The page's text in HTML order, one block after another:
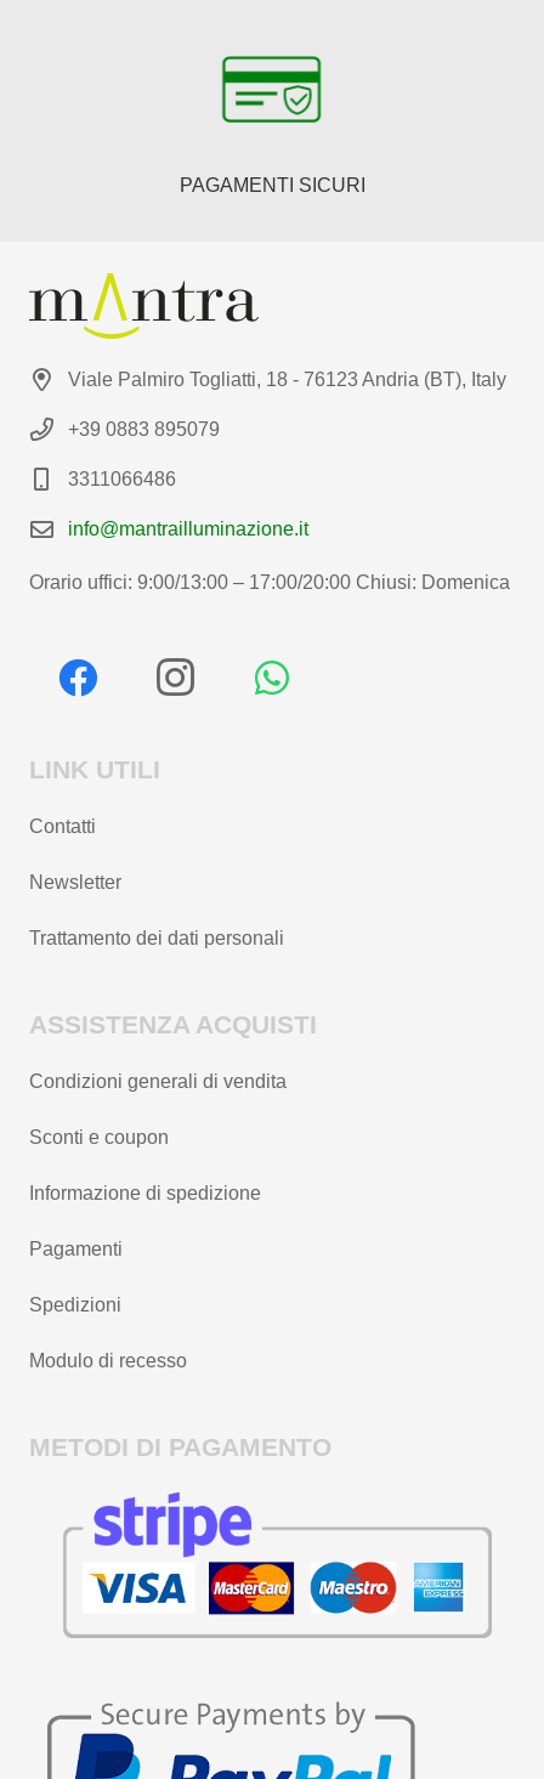
PAGAMENTI SICURI
Viale Palmiro Togliatti, 18 - 76123 Andria (BT), Italy
+39 0883 895079
3311066486
info@mantrailluminazione.it
Orario uffici: 9:00/13:00 – 17:00/20:00 Chiusi: Domenica
LINK UTILI
Contatti
Newsletter
Trattamento dei dati personali
ASSISTENZA ACQUISTI
Condizioni generali di vendita
Sconti e coupon
Informazione di spedizione
Pagamenti
Spedizioni
Modulo di recesso
METODI DI PAGAMENTO